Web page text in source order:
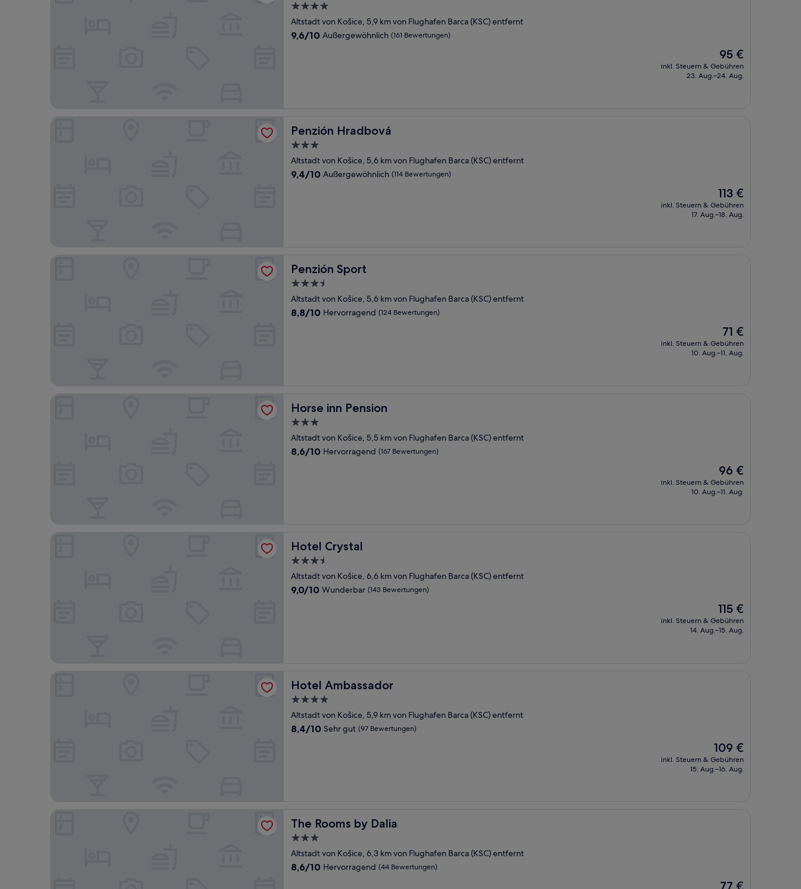
4.0-
Sterne-
Unterkunft
Altstadt von Košice, 5,9 km von Flughafen Barca (KSC) entfernt
9.6
9,6/10 Außergewöhnlich (161 Bewertungen)
Der
Preis
beträgt
95 €
inkl. Steuern & Gebühren
23. Aug.–24. Aug.
Penzión Hradbová
Penzión Hradbová
3.0-
Sterne-
Unterkunft
Altstadt von Košice, 5,6 km von Flughafen Barca (KSC) entfernt
9.4
9,4/10 Außergewöhnlich (114 Bewertungen)
Der
Preis
beträgt
113 €
inkl. Steuern & Gebühren
17. Aug.–18. Aug.
Penzión Hradbová
Penzión Sport
Penzión Sport
3.5-
Sterne-
Unterkunft
Altstadt von Košice, 5,6 km von Flughafen Barca (KSC) entfernt
8.8
8,8/10 Hervorragend (124 Bewertungen)
Der
Preis
beträgt
71 €
inkl. Steuern & Gebühren
10. Aug.–11. Aug.
Horse inn Pension
Horse inn Pension
3.0-
Sterne-
Unterkunft
Altstadt von Košice, 5,5 km von Flughafen Barca (KSC) entfernt
8.6
8,6/10 Hervorragend (167 Bewertungen)
Der
Preis
beträgt
96 €
inkl. Steuern & Gebühren
10. Aug.–11. Aug.
Horse inn Pension
Hotel Crystal
Hotel Crystal
3.5-
Sterne-
Unterkunft
Altstadt von Košice, 6,6 km von Flughafen Barca (KSC) entfernt
9.0
9,0/10 Wunderbar (143 Bewertungen)
Der
Preis
beträgt
115 €
inkl. Steuern & Gebühren
14. Aug.–15. Aug.
Hotel Ambassador
Hotel Ambassador
4.0-
Sterne-
Unterkunft
Altstadt von Košice, 5,9 km von Flughafen Barca (KSC) entfernt
8.4
8,4/10 Sehr gut (97 Bewertungen)
Der
Preis
beträgt
109 €
inkl. Steuern & Gebühren
15. Aug.–16. Aug.
Hotel Ambassador
The Rooms by Dalia
The Rooms by Dalia
3.0-
Sterne-
Unterkunft
Altstadt von Košice, 6,3 km von Flughafen Barca (KSC) entfernt
8.6
8,6/10 Hervorragend (44 Bewertungen)
Der
77 €